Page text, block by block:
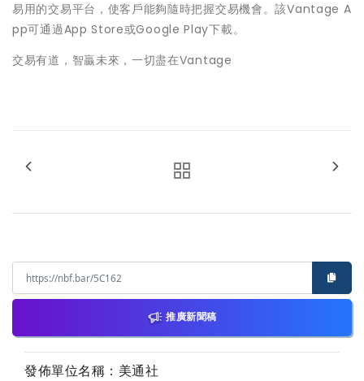
易用的交易平台，使客戶能夠隨時把握交易機會。該Vantage A
pp可通過App Store或Google Play下載。
交易有道，智贏未來，一切盡在Vantage
推廣新聞稿
發佈單位名稱：美通社